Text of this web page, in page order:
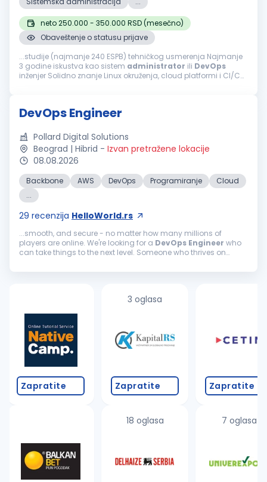
neto 250.000 - 350.000 RSD (mesečno)
Obaveštenje o statusu prijave
...studije (najmanje 240 ESPB) tehničkog usmerenja Najmanje
3 godine iskustva kao sistem administrator ili DevOps
inženjer Solidno znanje Linux okruženja, cloud platformi i CI/CD
DevOps Engineer
Pollard Digital Solutions
Beograd | Hibrid - Izvan pretražene lokacije
08.08.2026
Backbone AWS DevOps Programiranje
Cloud
...
29 recenzija HelloWorld.rs
...smooth, and secure - no matter how many millions of
players are online. We're looking for a DevOps Engineer who
can take things to the next level. Someone who thrives on
turn complex
Zapratite
3 oglasa
Zapratite
18 oglasa
Zapratite
7 oglasa